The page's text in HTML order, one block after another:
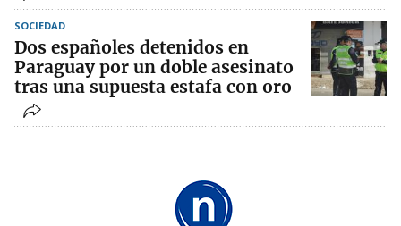
SOCIEDAD
Dos españoles detenidos en
Paraguay por un doble asesinato
tras una supuesta estafa con oro